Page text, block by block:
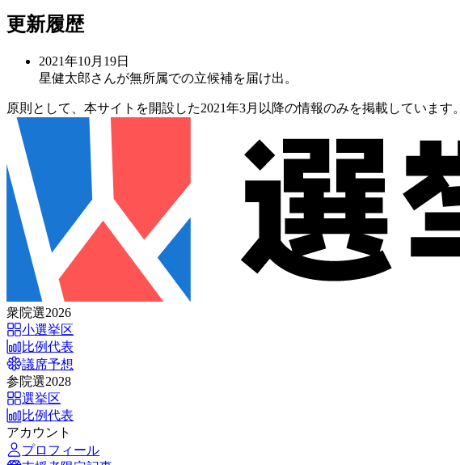
更新履歴
2021年10月19日
星健太郎さんが無所属での立候補を届け出。
原則として、本サイトを開設した2021年3月以降の情報のみを掲載しています。
衆院選2026
小選挙区
比例代表
議席予想
参院選2028
選挙区
比例代表
アカウント
プロフィール